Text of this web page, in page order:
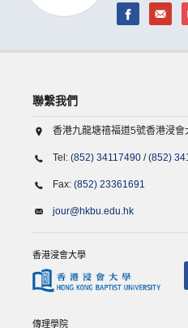
聯繫我們
香港九龍塘禧福道5號香港浸
Tel: (852) 34117490 /(852)
Fax: (852) 23361691
jour@hkbu.edu.hk
香港浸會大學
傳理學院